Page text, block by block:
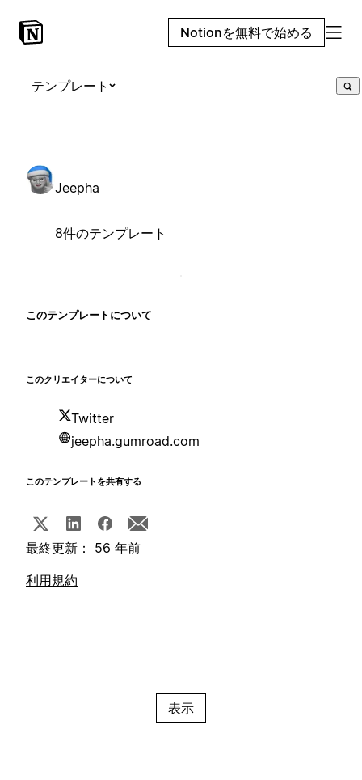
Notionを無料で始める
テンプレート
Jeepha
8件のテンプレート
このテンプレートについて
このクリエイターについて
Twitter
jeepha.gumroad.com
このテンプレートを共有する
最終更新： 56 年前
利用規約
表示